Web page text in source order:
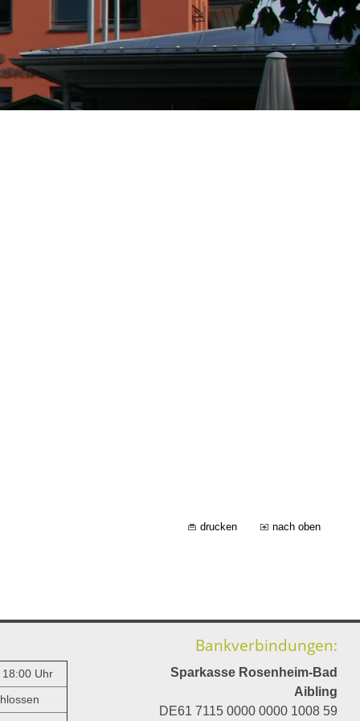
drucken nach oben
Uhr
Bankverbindungen:
Sparkasse Rosenheim-Bad
Aibling
DE61 7115 0000 0000 1008 59